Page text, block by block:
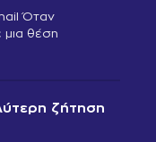
Όταν
θέση
ζήτηση